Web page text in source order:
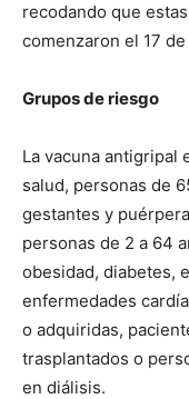
recodando que
comenzaron el 17
Grupos de riesgo
La vacuna antigripal
salud, personas de
gestantes y
personas de 2 a 64
obesidad, diabetes,
enfermedades
o adquiridas,
trasplantados o
en diálisis.